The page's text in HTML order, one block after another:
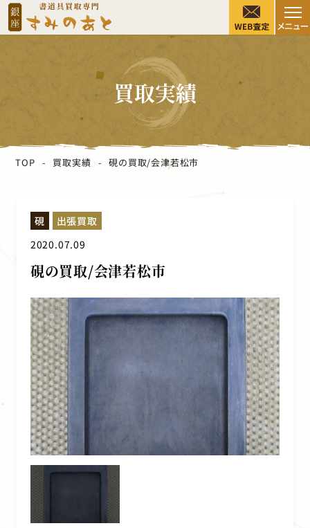
買取実績
TOP 買取実績 硯の買取/会津若松市
硯
出張買取
2020.07.09
硯の買取/会津若松市